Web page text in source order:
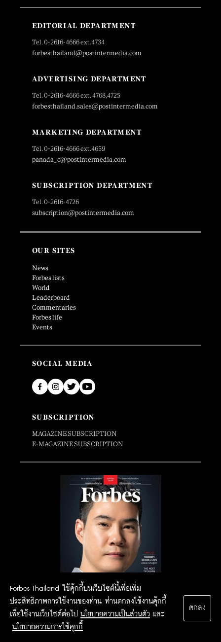
Forbes Thailand ใช้คุ้กกี้บนเว็บไซต์นี้เพื่อเพิ่ม
ประสิทธิภาพการใช้งานของท่าน ท่านตกลงใช้งานคุ้กกี้
เพื่อใช้งานเว็บไซต์ต่อไป นโยบายความเป็นส่วนตัว และ
นโยบายความการใช้คุกกี้
ตกลง
EDITORIAL DEPARTMENT
Tel. 0-2616-4666 ext.4734
forbesthailand@postintermedia.com
ADVERTISING DEPARTMENT
Tel. 0-2616-4666 ext. 4768,4725
forbesthailand.sales@postintermedia.com
MARKETING DEPARTMENT
Tel. 0-2616-4666 ext.4659
panada_c@postintermedia.com
SUBSCRIPTION DEPARTMENT
Tel. 0-2616-4726
subscription@postintermedia.com
OUR SITES
News
Forbes lists
World
Leaderboard
Commentaries
Forbes life
Events
SOCIAL MEDIA
SUBSCRIPTION
MAGAZINE SUBSCRIPTION
E-MAGAZINE SUBSCRIPTION
2015 Forbesthailand.com ALL RIGHTS RESERVED